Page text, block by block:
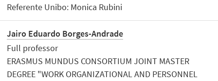
Referente Unibo: Monica Rubini
Jairo Eduardo Borges-Andrade
Full professor
ERASMUS MUNDUS CONSORTIUM JOINT MASTER
DEGREE "WORK ORGANIZATIONAL AND PERSONNEL